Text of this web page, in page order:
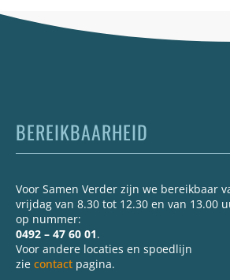
BEREIKBAARHEID
Voor Samen Verder zijn we bereikbaar
vrijdag van 8.30 tot 12.30 en van 13.00
op nummer:
0492 – 47 60 01.
Voor andere locaties en spoedlijn
zie contact pagina.